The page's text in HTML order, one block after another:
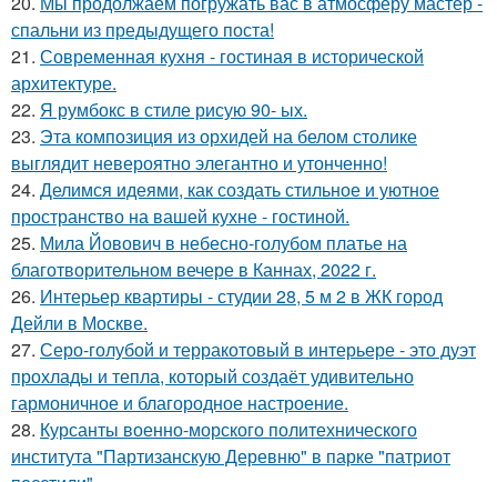
спальни из предыдущего поста!
21. Современная кухня - гостиная в исторической
архитектуре.
22. Я румбокс в стиле рисую 90- ых.
23. Эта композиция из орхидей на белом столике
выглядит невероятно элегантно и утонченно!
24. Делимся идеями, как создать стильное и уютное
пространство на вашей кухне - гостиной.
25. Мила Йовович в небесно-голубом платье на
благотворительном вечере в Каннах, 2022 г.
26. Интерьер квартиры - студии 28, 5 м 2 в ЖК город
Дейли в Москве.
27. Серо-голубой и терракотовый в интерьере - это дуэт
прохлады и тепла, который создаёт удивительно
гармоничное и благородное настроение.
28. Курсанты военно-морского политехнического
института "Партизанскую Деревню" в парке "патриот